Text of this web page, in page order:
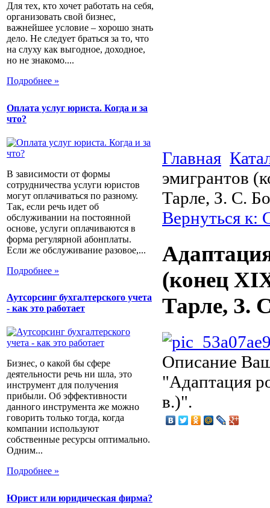
Для тех, кто хочет работать на себя,
организовать свой бизнес,
важнейшее условие – хорошо знать
дело. Не следует браться за то, что
на слуху как выгодное, доходное,
но не знакомо....
Подробнее »
Оплата услуг юриста. Когда и за
что?
В зависимости от формы
сотрудничества услуги юристов
могут оплачиваться по разному.
Так, если речь идет об
обслуживании на постоянной
основе, услуги оплачиваются в
форма регулярной абонплаты.
Если же обслуживание разовое,...
Подробнее »
Аутсорсинг бухгалтерского учета
- как это работает
Бизнес, о какой бы сфере
деятельности речь ни шла, это
инструмент для получения
прибыли. Об эффективности
данного инструмента же можно
говорить только тогда, когда
компании используют
собственные ресурсы оптимально.
Одним...
Подробнее »
Юрист или юридическая фирма?
Главная
эмигрантов
Тарле, З. С.
Вернуться к:
(конец
Тарле, З.
Описание
"Адаптация
в.)".